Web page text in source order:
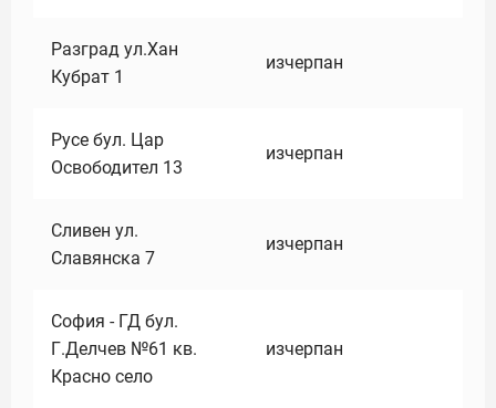
Разград ул.Хан
Кубрат 1
изчерпан
Русе бул. Цар
Освободител 13
изчерпан
Сливен ул.
Славянска 7
изчерпан
София - ГД бул.
Г.Делчев №61 кв.
Красно село
изчерпан